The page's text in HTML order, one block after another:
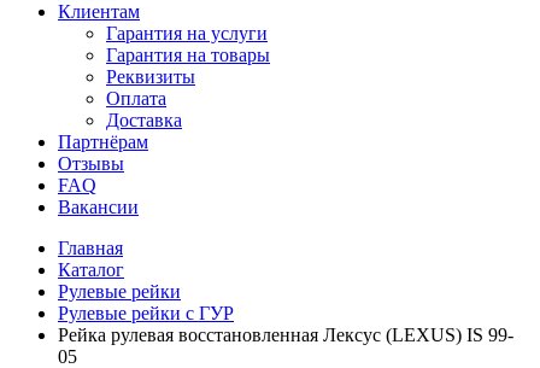
Клиентам
Гарантия на услуги
Гарантия на товары
Реквизиты
Оплата
Доставка
Партнёрам
Отзывы
FAQ
Вакансии
Главная
Каталог
Рулевые рейки
Рулевые рейки с ГУР
Рейка рулевая восстановленная Лексус (LEXUS) IS 99-
05